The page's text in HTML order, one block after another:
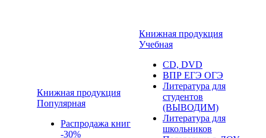
Книжная продукция
Популярная
Распродажа книг
-30%
Книжная продукция
Учебная
CD, DVD
ВПР ЕГЭ ОГЭ
Литература для
студентов
(ВЫВОДИМ)
Литература для
школьников